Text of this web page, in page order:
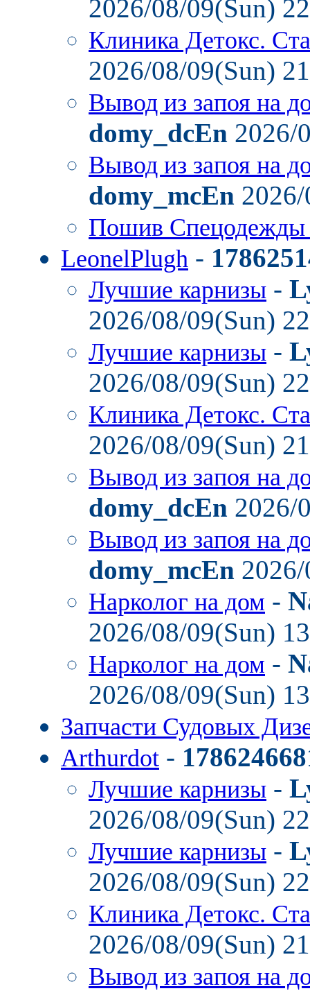
2026/08/09(Sun)
Клиника Детокс.
2026/08/09(Sun)
Вывод из запоя на
domy_dcEn 2026/
Вывод из запоя на
domy_mcEn
Пошив
LeonelPlugh -
Лучшие карнизы -
2026/08/09(Sun)
Лучшие карнизы -
2026/08/09(Sun)
Клиника Детокс.
2026/08/09(Sun)
Вывод из запоя на
domy_dcEn 2026/
Вывод из запоя на
domy_mcEn
Нарколог на дом -
2026/08/09(Sun)
Нарколог на дом -
2026/08/09(Sun)
Запчасти Судовых
Arthurdot -
Лучшие карнизы -
2026/08/09(Sun)
Лучшие карнизы -
2026/08/09(Sun)
Клиника Детокс.
2026/08/09(Sun)
Вывод из запоя на